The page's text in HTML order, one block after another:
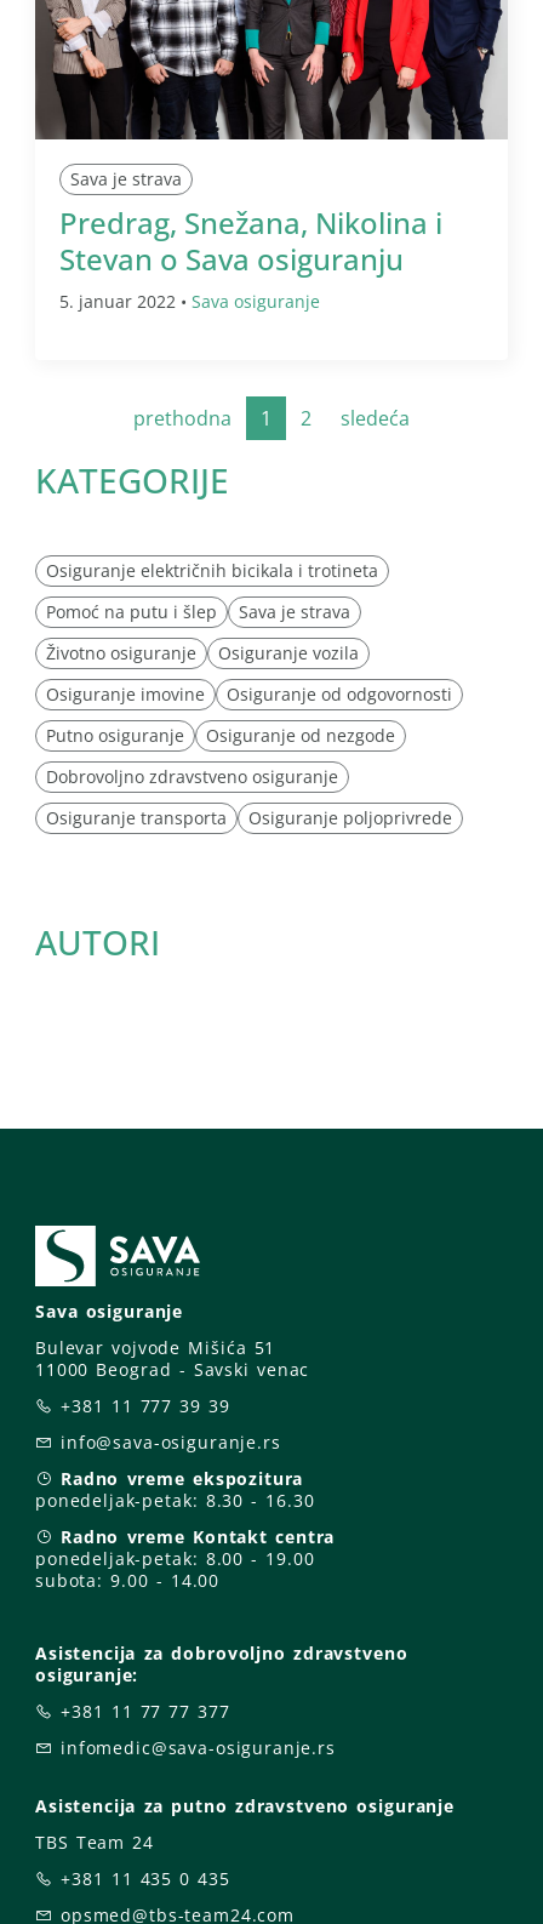
Sava je strava
Predrag, Snežana, Nikolina i
Stevan o Sava osiguranju
5. januar 2022 • Sava osiguranje
prethodna 1 2 sledeća
KATEGORIJE
Osiguranje električnih bicikala i trotineta
Pomoć na putu i šlep
Sava je strava
Životno osiguranje
Osiguranje vozila
Osiguranje imovine
Osiguranje od odgovornosti
Putno osiguranje
Osiguranje od nezgode
Dobrovoljno zdravstveno osiguranje
Osiguranje transporta
Osiguranje poljoprivrede
AUTORI
Sava osiguranje
Bulevar vojvode Mišića 51
11000 Beograd - Savski venac
+381 11 777 39 39
info@sava-osiguranje.rs
Radno vreme ekspozitura
ponedeljak-petak: 8.30 - 16.30
Radno vreme Kontakt centra
ponedeljak-petak: 8.00 - 19.00
subota: 9.00 - 14.00
Asistencija za dobrovoljno zdravstveno
osiguranje:
+381 11 77 77 377
infomedic@sava-osiguranje.rs
Asistencija za putno zdravstveno osiguranje
TBS Team 24
+381 11 435 0 435
opsmed@tbs-team24.com